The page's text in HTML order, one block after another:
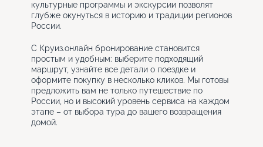
культурные программы и экскурсии позволят
глубже окунуться в историю и традиции регионов
России.
С Круиз.онлайн бронирование становится
простым и удобным: выберите подходящий
маршрут, узнайте все детали о поездке и
оформите покупку в несколько кликов. Мы готовы
предложить вам не только путешествие по
России, но и высокий уровень сервиса на каждом
этапе – от выбора тура до вашего возвращения
домой.